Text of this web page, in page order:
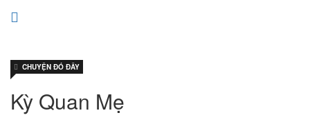
Kỳ Quan Mẹ
CHUYỆN ĐÓ ĐÂY